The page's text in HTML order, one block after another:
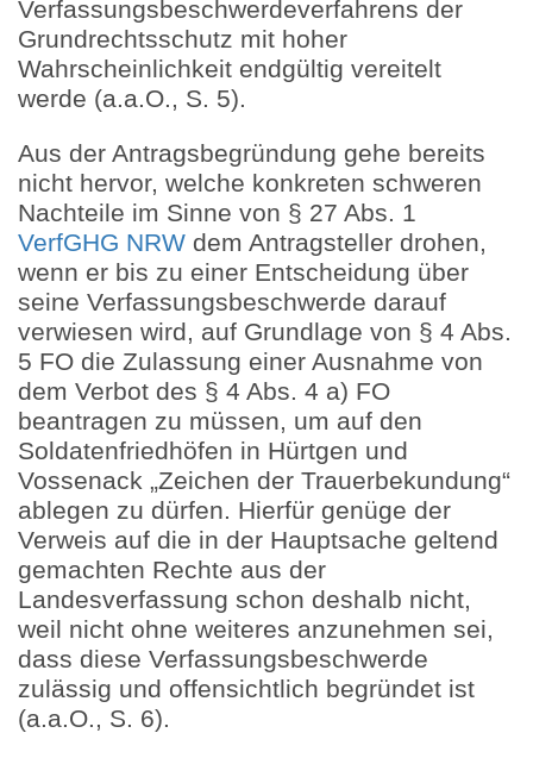
Verfassungsbeschwerdeverfahrens der
Grundrechtsschutz mit hoher
Wahrscheinlichkeit endgültig vereitelt
werde (a.a.O., S. 5).
Aus der Antragsbegründung gehe bereits
nicht hervor, welche konkreten schweren
Nachteile im Sinne von § 27 Abs. 1
VerfGHG NRW dem Antragsteller drohen,
wenn er bis zu einer Entscheidung über
seine Verfassungsbeschwerde darauf
verwiesen wird, auf Grundlage von § 4 Abs.
5 FO die Zulassung einer Ausnahme von
dem Verbot des § 4 Abs. 4 a) FO
beantragen zu müssen, um auf den
Soldatenfriedhöfen in Hürtgen und
Vossenack „Zeichen der Trauerbekundung“
ablegen zu dürfen. Hierfür genüge der
Verweis auf die in der Hauptsache geltend
gemachten Rechte aus der
Landesverfassung schon deshalb nicht,
weil nicht ohne weiteres anzunehmen sei,
dass diese Verfassungsbeschwerde
zulässig und offensichtlich begründet ist
(a.a.O., S. 6).